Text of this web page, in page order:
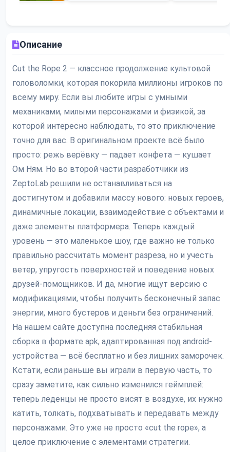
Описание
Cut the Rope 2 — классное продолжение культовой
головоломки, которая покорила миллионы игроков по
всему миру. Если вы любите игры с умными
механиками, милыми персонажами и физикой, за
которой интересно наблюдать, то это приключение
точно для вас. В оригинальном проекте всё было
просто: режь верёвку — падает конфета — кушает
Ом Ням. Но во второй части разработчики из
ZeptoLab решили не останавливаться на
достигнутом и добавили массу нового: новых героев,
динамичные локации, взаимодействие с объектами и
даже элементы платформера. Теперь каждый
уровень — это маленькое шоу, где важно не только
правильно рассчитать момент разреза, но и учесть
ветер, упругость поверхностей и поведение новых
друзей-помощников. И да, многие ищут версию с
модификациями, чтобы получить бесконечный запас
энергии, много бустеров и деньги без ограничений.
На нашем сайте доступна последняя стабильная
сборка в формате apk, адаптированная под android-
устройства — всё бесплатно и без лишних заморочек.
Кстати, если раньше вы играли в первую часть, то
сразу заметите, как сильно изменился геймплей:
теперь леденцы не просто висят в воздухе, их нужно
катить, толкать, подхватывать и передавать между
персонажами. Это уже не просто «cut the rope», а
целое приключение с элементами стратегии.